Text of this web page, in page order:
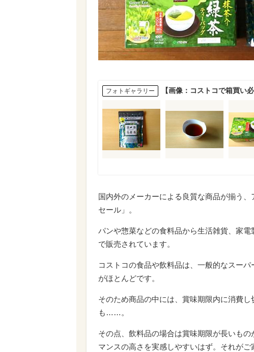
フォトギャラリー 【画像：コストコで箱買い
国内外のメーカーによる良質な商品が揃う
セール」。
パンや惣菜などの食料品から生活雑貨、家
で販売されています。
コストコの食品や飲料品は、一般的なスー
がほとんどです。
そのため商品の中には、賞味期限内に消費
も……。
その点、飲料品の場合は賞味期限が長いも
マンスの高さを実感しやすいはず。それがご